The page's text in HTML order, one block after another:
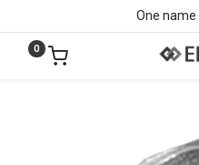
One name
0